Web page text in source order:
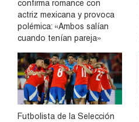
confirma romance con
actriz mexicana y provoca
polémica: «Ambos salían
cuando tenían pareja»
Futbolista de la Selección